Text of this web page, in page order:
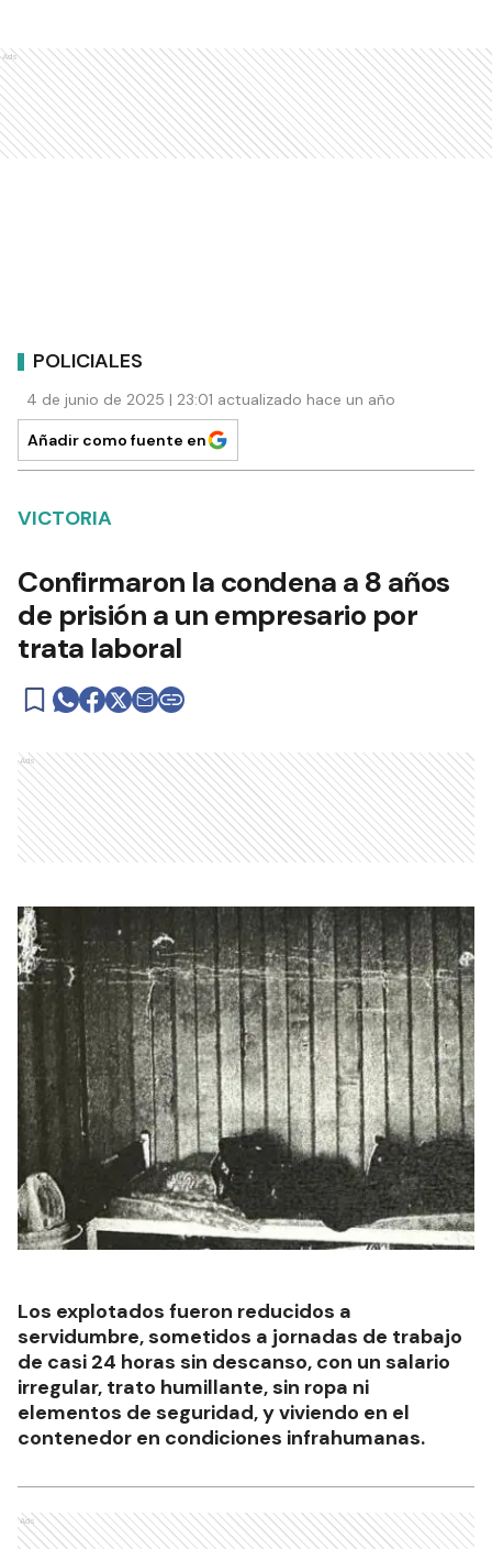
Ads
POLICIALES
4 de junio de 2025 | 23:01 actualizado hace un año
Añadir como fuente en
VICTORIA
Confirmaron la condena a 8 años
de prisión a un empresario por
trata laboral
Ads
Los explotados fueron reducidos a
servidumbre, sometidos a jornadas de trabajo
de casi 24 horas sin descanso, con un salario
irregular, trato humillante, sin ropa ni
elementos de seguridad, y viviendo en el
contenedor en condiciones infrahumanas.
Ads